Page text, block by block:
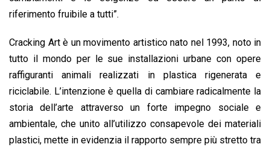
riferimento fruibile a tutti”.
Cracking Art è un movimento artistico nato nel 1993, noto in
tutto il mondo per le sue installazioni urbane con opere
raffiguranti animali realizzati in plastica rigenerata e
riciclabile. L’intenzione è quella di cambiare radicalmente la
storia dell’arte attraverso un forte impegno sociale e
ambientale, che unito all’utilizzo consapevole dei materiali
plastici, mette in evidenzia il rapporto sempre più stretto tra